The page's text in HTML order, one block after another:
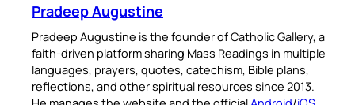
Pradeep Augustine
Pradeep Augustine is the founder of Catholic Gallery, a
faith-driven platform sharing Mass Readings in multiple
languages, prayers, quotes, catechism, Bible plans,
reflections, and other spiritual resources since 2013.